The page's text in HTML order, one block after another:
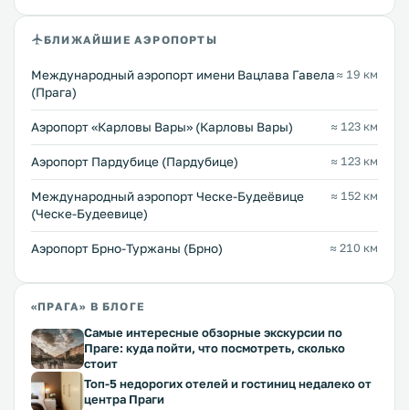
БЛИЖАЙШИЕ АЭРОПОРТЫ
Международный аэропорт имени Вацлава Гавела
(Прага)
≈ 19 км
Аэропорт «Карловы Вары» (Карловы Вары) ≈ 123 км
Аэропорт Пардубице (Пардубице) ≈ 123 км
Международный аэропорт Ческе-Будеёвице
(Ческе-Будеевице)
≈ 152 км
Аэропорт Брно-Туржаны (Брно) ≈ 210 км
«ПРАГА» В БЛОГЕ
Самые интересные обзорные экскурсии по
Праге: куда пойти, что посмотреть, сколько
стоит
Топ-5 недорогих отелей и гостиниц недалеко от
центра Праги